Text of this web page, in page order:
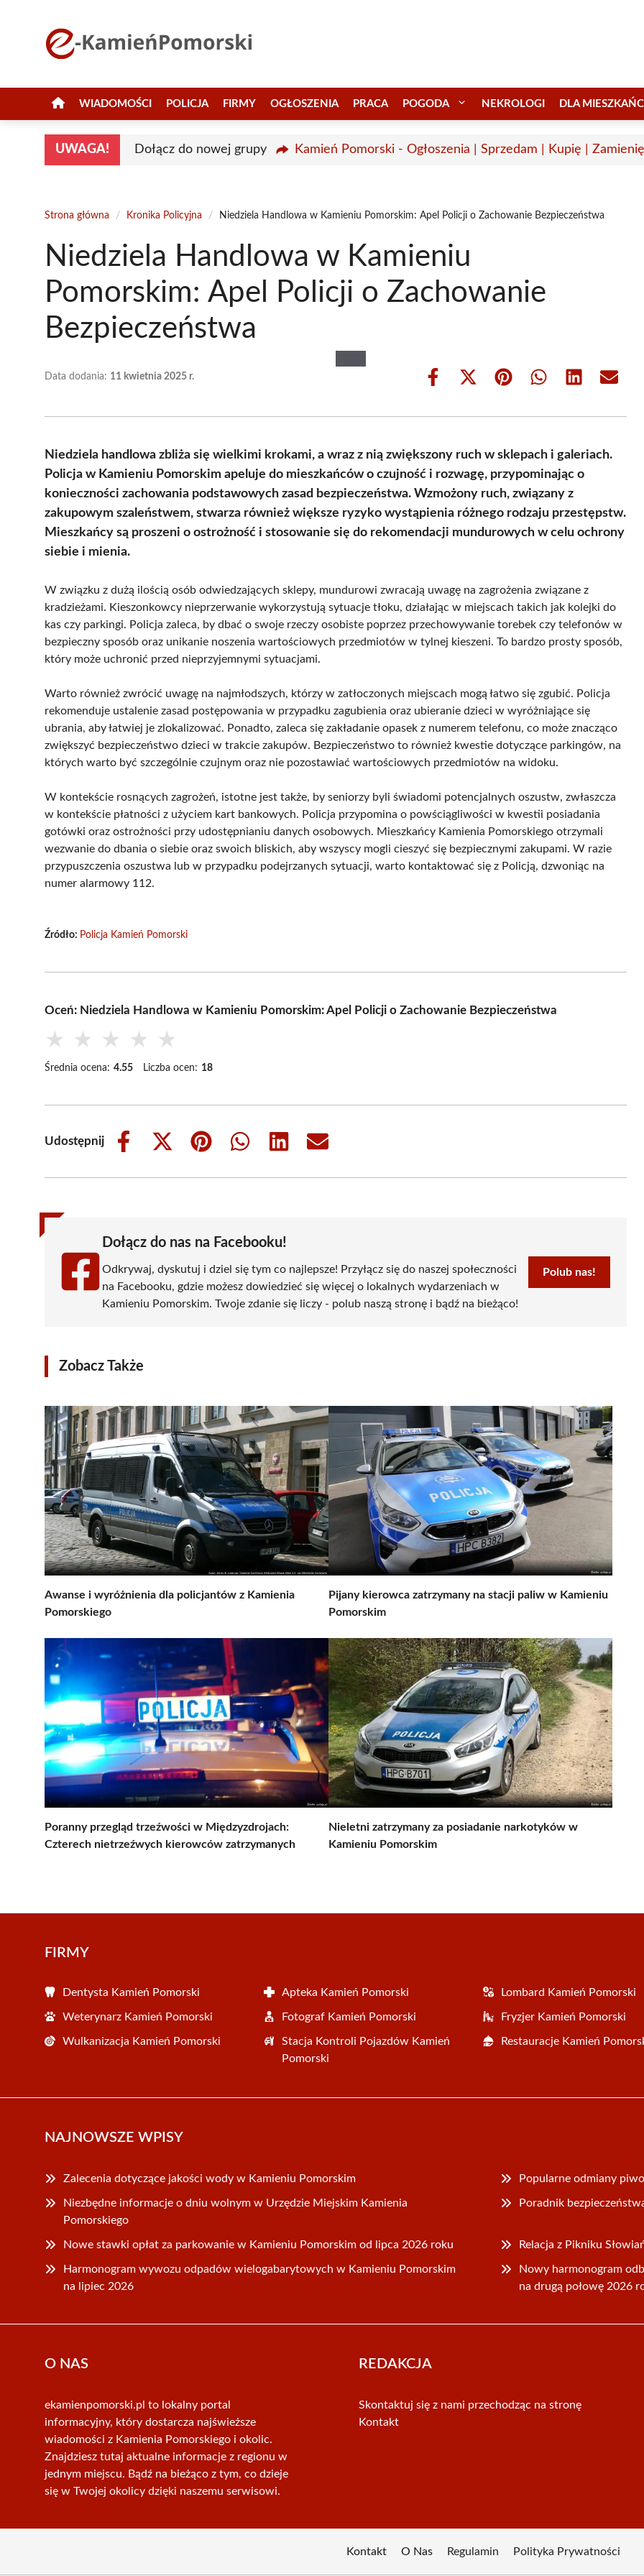
WIADOMOŚCI POLICJA FIRMY OGŁOSZENIA PRACA POGODA NEKROLOGI DLA
UWAGA! Dołącz do nowej grupy Kamień Pomorski - Ogłoszenia | Sprzedam | Kupię |
Strona główna / Kronika Policyjna / Niedziela Handlowa w Kamieniu Pomorskim: Apel Policji o Zachowanie Bezpieczeństwa
Niedziela Handlowa w Kamieniu
Pomorskim: Apel Policji o Zachowanie
Bezpieczeństwa
Data dodania: 11 kwietnia 2025 r.
Share
Share
(Twitter)
Share Share Share Share
Niedziela handlowa zbliża się wielkimi krokami, a wraz z nią zwiększony ruch w sklepach i galeriach.
Policja w Kamieniu Pomorskim apeluje do mieszkańców o czujność i rozwagę, przypominając o
konieczności zachowania podstawowych zasad bezpieczeństwa. Wzmożony ruch, związany z
zakupowym szaleństwem, stwarza również większe ryzyko wystąpienia różnego rodzaju przestępstw.
Mieszkańcy są proszeni o ostrożność i stosowanie się do rekomendacji mundurowych w celu ochrony
siebie i mienia.
W związku z dużą ilością osób odwiedzających sklepy, mundurowi zwracają uwagę na zagrożenia związane z
kradzieżami. Kieszonkowcy nieprzerwanie wykorzystują sytuacje tłoku, działając w miejscach takich jak kolejki do
kas czy parkingi. Policja zaleca, by dbać o swoje rzeczy osobiste poprzez przechowywanie torebek czy telefonów w
bezpieczny sposób oraz unikanie noszenia wartościowych przedmiotów w tylnej kieszeni. To bardzo prosty sposób,
który może uchronić przed nieprzyjemnymi sytuacjami.
Warto również zwrócić uwagę na najmłodszych, którzy w zatłoczonych miejscach mogą łatwo się zgubić. Policja
rekomenduje ustalenie zasad postępowania w przypadku zagubienia oraz ubieranie dzieci w wyróżniające się
ubrania, aby łatwiej je zlokalizować. Ponadto, zaleca się zakładanie opasek z numerem telefonu, co może znacząco
zwiększyć bezpieczeństwo dzieci w trakcie zakupów. Bezpieczeństwo to również kwestie dotyczące parkingów, na
których warto być szczególnie czujnym oraz nie pozostawiać wartościowych przedmiotów na widoku.
W kontekście rosnących zagrożeń, istotne jest także, by seniorzy byli świadomi potencjalnych oszustw, zwłaszcza
w kontekście płatności z użyciem kart bankowych. Policja przypomina o powściągliwości w kwestii posiadania
gotówki oraz ostrożności przy udostępnianiu danych osobowych. Mieszkańcy Kamienia Pomorskiego otrzymali
wezwanie do dbania o siebie oraz swoich bliskich, aby wszyscy mogli cieszyć się bezpiecznymi zakupami. W razie
przypuszczenia oszustwa lub w przypadku podejrzanych sytuacji, warto kontaktować się z Policją, dzwoniąc na
numer alarmowy 112.
Źródło: Policja Kamień Pomorski
Oceń: Niedziela Handlowa w Kamieniu Pomorskim: Apel Policji o Zachowanie Bezpieczeństwa
★ ★ ★ ★ ★
Średnia ocena: 4.55 Liczba ocen: 18
Udostępnij
Share
Share
(Twitter)
Share
Share
Share
Share
Dołącz do nas na Facebooku!
Odkrywaj, dyskutuj i dziel się tym co najlepsze! Przyłącz się do naszej społeczności
na Facebooku, gdzie możesz dowiedzieć się więcej o lokalnych wydarzeniach w
Kamieniu Pomorskim. Twoje zdanie się liczy - polub naszą stronę i bądź na bieżąco!
Polub nas!
Zobacz Także
Awanse i wyróżnienia dla policjantów z Kamienia
Pomorskiego
Pijany kierowca zatrzymany na stacji paliw w Kamieniu
Pomorskim
Poranny przegląd trzeźwości w Międzyzdrojach:
Czterech nietrzeźwych kierowców zatrzymanych
Nieletni zatrzymany za posiadanie narkotyków w
Kamieniu Pomorskim
FIRMY
Dentysta Kamień Pomorski Apteka Kamień Pomorski Lombard Kamień Pomorski
Weterynarz Kamień Pomorski Fotograf Kamień Pomorski Fryzjer Kamień Pomorski
Wulkanizacja Kamień Pomorski
Stacja Kontroli Pojazdów Kamień
Pomorski
Restauracje Kamień
NAJNOWSZE WPISY
Zalecenia dotyczące jakości wody w Kamieniu Pomorskim Popularne odmiany
Niezbędne informacje o dniu wolnym w Urzędzie Miejskim Kamienia
Pomorskiego
Poradnik
Nowe stawki opłat za parkowanie w Kamieniu Pomorskim od lipca 2026 roku Relacja z Pikniku
Harmonogram wywozu odpadów wielogabarytowych w Kamieniu Pomorskim
na lipiec 2026
Nowy harmonogram
na drugą połowę 2026
O NAS
ekamienpomorski.pl to lokalny portal
informacyjny, który dostarcza najświeższe
wiadomości z Kamienia Pomorskiego i okolic.
Znajdziesz tutaj aktualne informacje z regionu w
jednym miejscu. Bądź na bieżąco z tym, co dzieje
się w Twojej okolicy dzięki naszemu serwisowi.
REDAKCJA
Skontaktuj się z nami przechodząc na stronę
Kontakt
Kontakt O Nas Regulamin Polityka Prywatności